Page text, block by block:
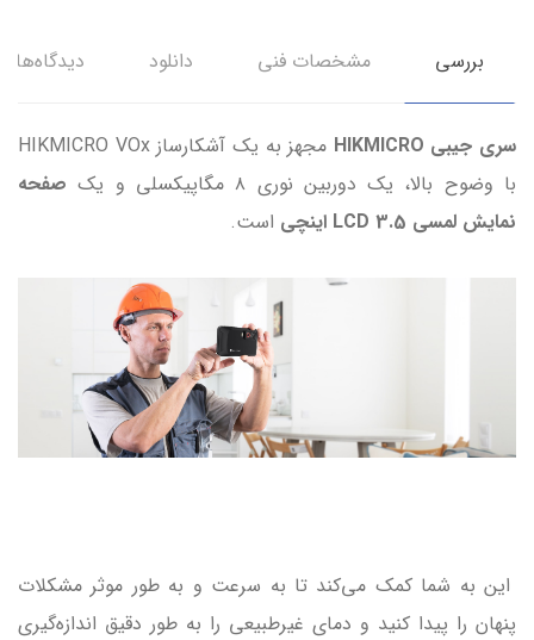
بررسی مشخصات فنی دانلود دیدگاه‌ها
سری جیبی HIKMICRO
مجهز به یک آشکارساز HIKMICRO VOx
با وضوح بالا، یک دوربین نوری ۸ مگاپیکسلی و یک
صفحه
نمایش لمسی LCD 3.5 اینچی
است.
این به شما کمک می‌کند تا به سرعت و به طور موثر مشکلات
پنهان را پیدا کنید و دمای غیرطبیعی را به طور دقیق اندازه‌گیری